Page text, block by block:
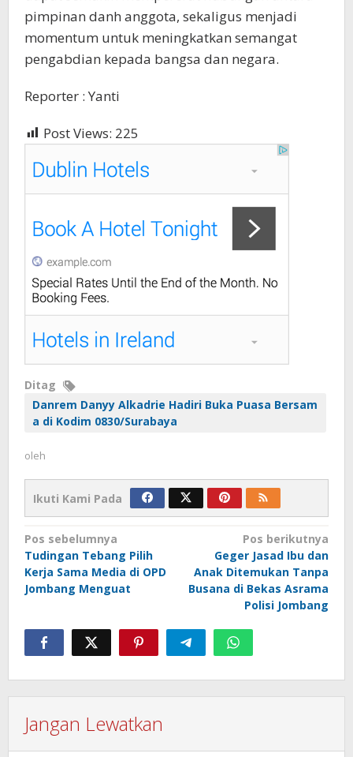
pimpinan danh anggota, sekaligus menjadi
momentum untuk meningkatkan semangat
pengabdian kepada bangsa dan negara.
Reporter : Yanti
Post Views: 225
Ditag
Danrem Danyy Alkadrie Hadiri Buka Puasa Bersam
a di Kodim 0830/Surabaya
oleh
Ikuti Kami Pada
Navigasi
pos
Pos sebelumnya
Tudingan Tebang Pilih
Kerja Sama Media di OPD
Jombang Menguat
Pos berikutnya
Geger Jasad Ibu dan
Anak Ditemukan Tanpa
Busana di Bekas Asrama
Polisi Jombang
Jangan Lewatkan